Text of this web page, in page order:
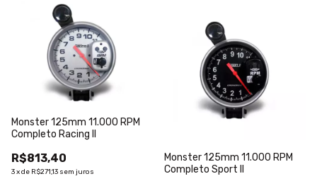
Monster 125mm 11.000 RPM
Completo Racing II
R$813,40
3xde R$271,13 sem juros
Monster 125mm 11.000 RPM
Completo Sport II